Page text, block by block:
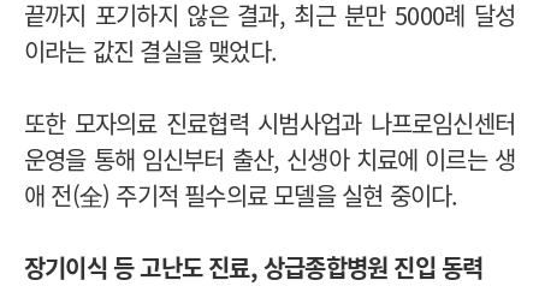
끝까지 포기하지 않은 결과, 최근 분만 5000례 달성
이라는 값진 결실을 맺었다.
또한 모자의료 진료협력 시범사업과 나프로임신센터
운영을 통해 임신부터 출산, 신생아 치료에 이르는 생
애 전(全) 주기적 필수의료 모델을 실현 중이다.
장기이식 등 고난도 진료, 상급종합병원 진입 동력